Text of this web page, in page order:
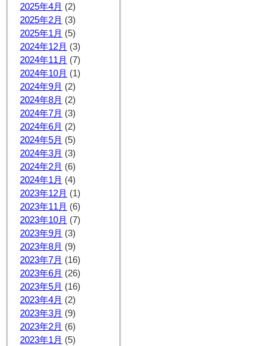
2025年4月 (2)
2025年2月 (3)
2025年1月 (5)
2024年12月 (3)
2024年11月 (7)
2024年10月 (1)
2024年9月 (2)
2024年8月 (2)
2024年7月 (3)
2024年6月 (2)
2024年5月 (5)
2024年3月 (3)
2024年2月 (6)
2024年1月 (4)
2023年12月 (1)
2023年11月 (6)
2023年10月 (7)
2023年9月 (3)
2023年8月 (9)
2023年7月 (16)
2023年6月 (26)
2023年5月 (16)
2023年4月 (2)
2023年3月 (9)
2023年2月 (6)
2023年1月 (5)